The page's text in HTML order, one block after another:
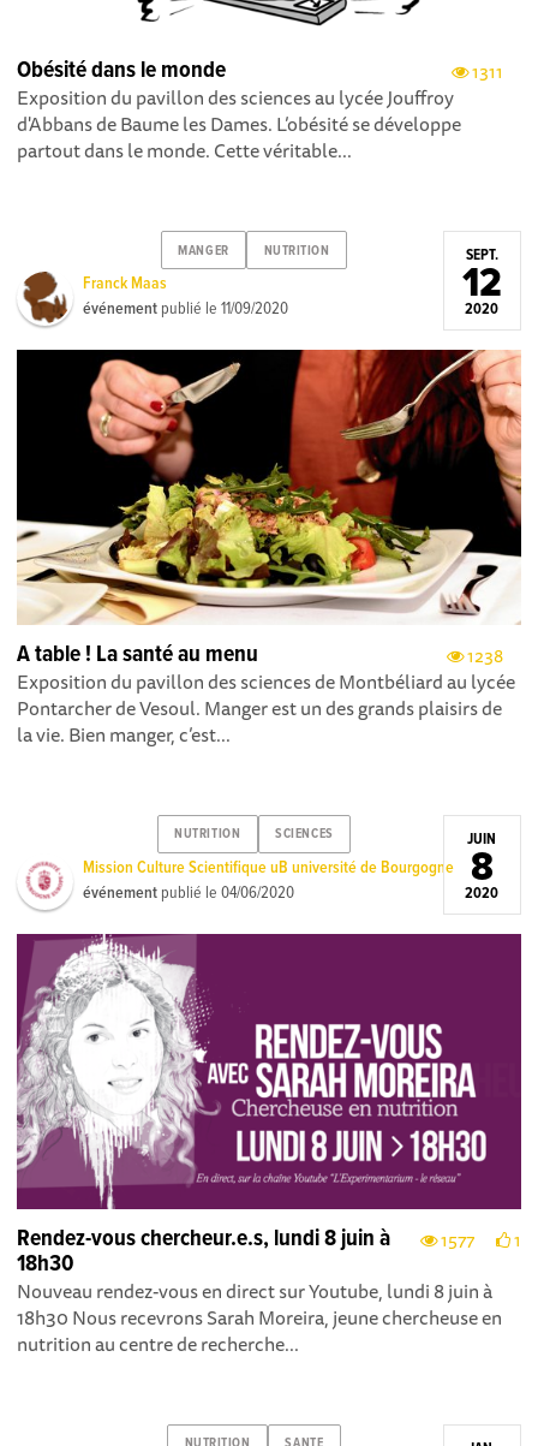
1311
Obésité dans le monde
Exposition du pavillon des sciences au lycée Jouffroy
d'Abbans de Baume les Dames. L’obésité se développe
partout dans le monde. Cette véritable...
MANGER NUTRITION
Franck Maas
événement publié le11/09/2020
SEPT.
12
2020
1238
A table ! La santé au menu
Exposition du pavillon des sciences de Montbéliard au lycée
Pontarcher de Vesoul. Manger est un des grands plaisirs de
la vie. Bien manger, c’est...
NUTRITION SCIENCES
Mission Culture Scientifique uB université de Bourgogne
événement publié le04/06/2020
JUIN
8
2020
1577 1
Rendez-vous chercheur.e.s, lundi 8 juin à
18h30
Nouveau rendez-vous en direct sur Youtube, lundi 8 juin à
18h30 Nous recevrons Sarah Moreira, jeune chercheuse en
nutrition au centre de recherche...